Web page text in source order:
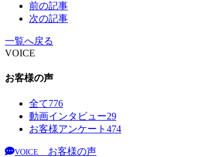
前の記事
次の記事
一覧へ戻る
VOICE
お客様の声
全て776
動画インタビュー29
お客様アンケート 474
VOICE
お客様の声